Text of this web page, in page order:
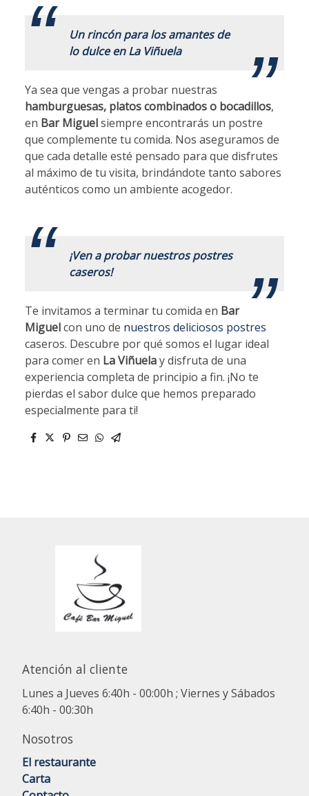
Un rincón para los amantes de
lo dulce en La Viñuela
Ya sea que vengas a probar nuestras
hamburguesas, platos combinados o bocadillos,
en Bar Miguelsiempre encontrarás un postre
que complemente tu comida. Nos aseguramos de
que cada detalle esté pensado para que disfrutes
al máximo de tu visita, brindándote tanto sabores
auténticos como un ambiente acogedor.
¡Ven a probar nuestros postres
caseros!
Te invitamos a terminar tu comida en Bar
Miguelcon uno de nuestros deliciosos postres
caseros. Descubre por qué somos el lugar ideal
para comer en La Viñuelay disfruta de una
experiencia completa de principio a fin. ¡No te
pierdas el sabor dulce que hemos preparado
especialmente para ti!
Atención al cliente
Lunes a Jueves 6:40h - 00:00h ; Viernes y Sábados
6:40h - 00:30h
Nosotros
El restaurante
Carta